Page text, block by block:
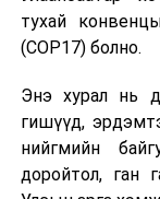
9.
10.
тухай
(COP17) болно.
Энэ хурал нь
гишүүд,
нийгмийн
доройтол, ган